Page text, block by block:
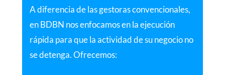
A diferencia de las gestoras convencionales,
en BDBN nos enfocamos en la ejecución
rápida para que la actividad de su negocio no
se detenga. Ofrecemos: